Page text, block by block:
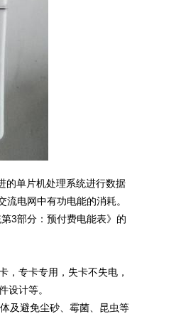
的单片机处理系统进行数据
电网中有功电能的消耗。
3部分：预付费电能表》的
，专卡专用，失卡不失电，
设计等。
及避免尘砂、霉菌、昆虫等